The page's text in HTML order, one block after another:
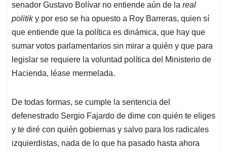
senador Gustavo Bolívar no entiende aún de la real
politiky por eso se ha opuesto a Roy Barreras, quien sí
que entiende que la política es dinámica, que hay que
sumar votos parlamentarios sin mirar a quién y que para
legislar se requiere la voluntad política del Ministerio de
Hacienda, léase mermelada.
De todas formas, se cumple la sentencia del
defenestrado Sergio Fajardo de dime con quién te eliges
y te diré con quién gobiernas y salvo para los radicales
izquierdistas, nada de lo que ha pasado hasta ahora